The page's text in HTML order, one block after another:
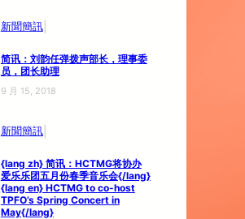
新聞簡訊|
简讯：刘韵任弹拨声部长，理事委
员，团长助理
9 月 15, 2018
新聞簡訊|
{lang zh} 简讯：HCTMG将协办
爱乐乐团五月份春季音乐会{/lang}
{lang en} HCTMG to co-host
TPFO’s Spring Concert in
May{/lang}